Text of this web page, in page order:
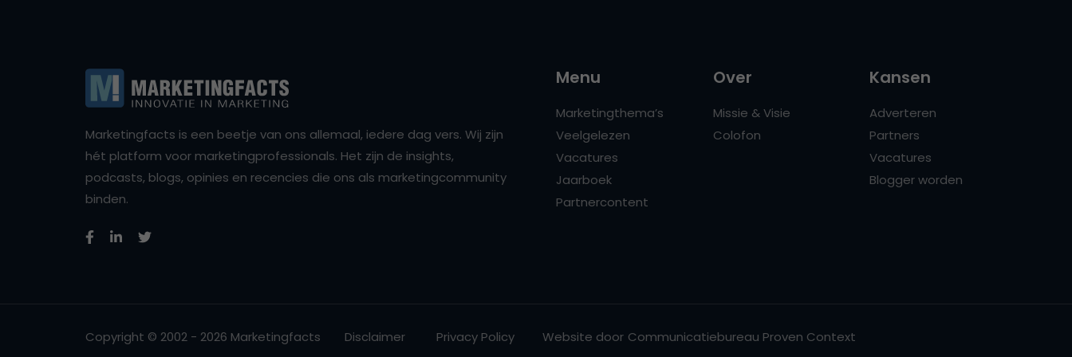
Marketingfacts is een beetje van ons allemaal, iedere dag vers. Wij zijn
hét platform voor marketingprofessionals. Het zijn de insights,
podcasts, blogs, opinies en recencies die ons als marketingcommunity
binden.
Menu
Marketingthema’s
Veelgelezen
Vacatures
Jaarboek
Partnercontent
Over
Missie & Visie
Colofon
Kansen
Adverteren
Partners
Vacatures
Blogger worden
Copyright © 2002 - 2026 Marketingfacts Disclaimer Privacy Policy Website door Communicatiebureau Proven Context